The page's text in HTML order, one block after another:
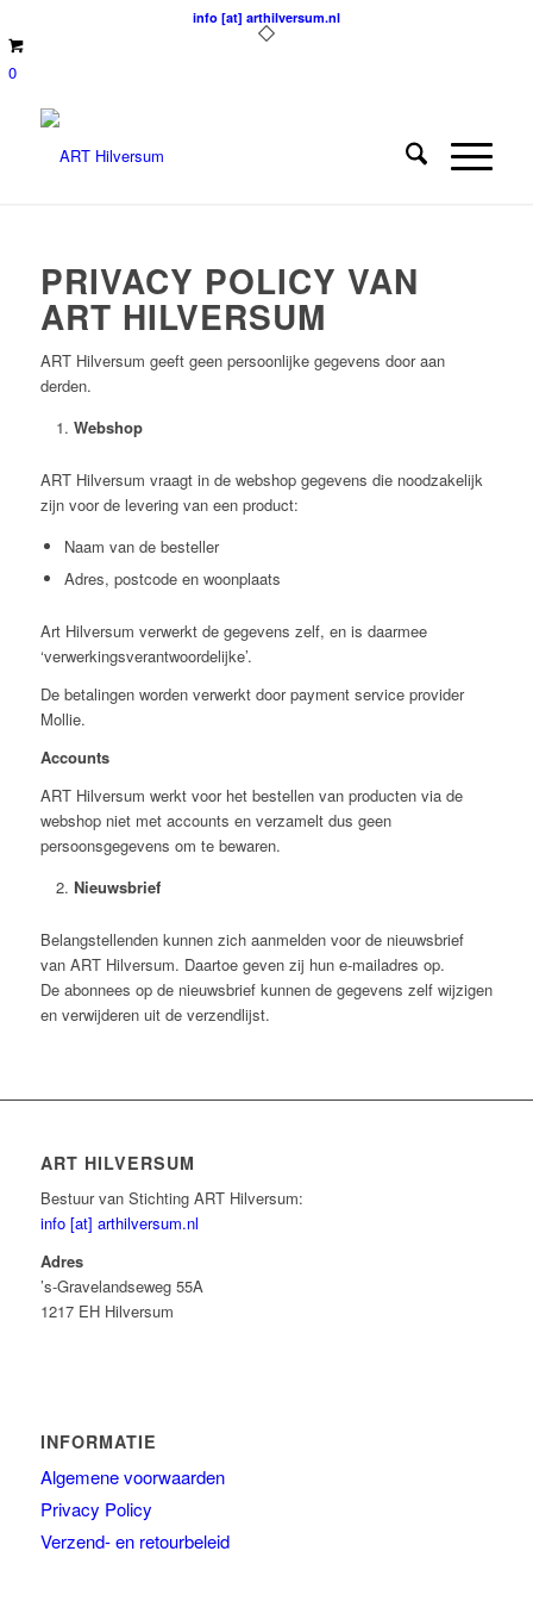
info [at] arthilversum.nl
0
PRIVACY POLICY VAN
ART HILVERSUM
ART Hilversum geeft geen persoonlijke gegevens door aan
derden.
Webshop
ART Hilversum vraagt in de webshop gegevens die noodzakelijk
zijn voor de levering van een product:
Naam van de besteller
Adres, postcode en woonplaats
Art Hilversum verwerkt de gegevens zelf, en is daarmee
‘verwerkingsverantwoordelijke’.
De betalingen worden verwerkt door payment service provider
Mollie.
Accounts
ART Hilversum werkt voor het bestellen van producten via de
webshop niet met accounts en verzamelt dus geen
persoonsgegevens om te bewaren.
Nieuwsbrief
Belangstellenden kunnen zich aanmelden voor de nieuwsbrief
van ART Hilversum. Daartoe geven zij hun e-mailadres op.
De abonnees op de nieuwsbrief kunnen de gegevens zelf wijzigen
en verwijderen uit de verzendlijst.
ART HILVERSUM
Bestuur van Stichting ART Hilversum:
info [at] arthilversum.nl
Adres
’s-Gravelandseweg 55A
1217 EH Hilversum
INFORMATIE
Algemene voorwaarden
Privacy Policy
Verzend- en retourbeleid